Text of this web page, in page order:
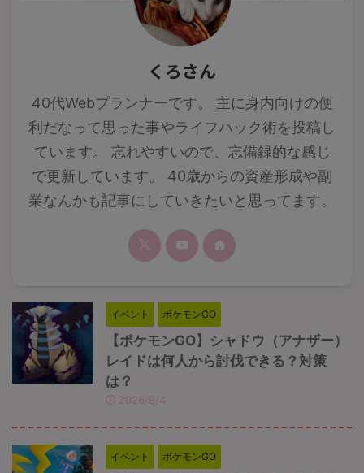
くろさん
40代Webプランナーです。 主に身内向けの便
利だなって思った事やライフハック術を投稿し
ています。 忘れやすいので、忘備録的な感じ
で更新しています。 40歳からの資産形成や副
業なんかも記事にしていきたいと思ってます。
イベント ポケモンGO
【ポケモンGO】シャドウ（アナザー）
レイドは何人から討伐できる？対策
は？
2026/8/4
イベント ポケモンGO